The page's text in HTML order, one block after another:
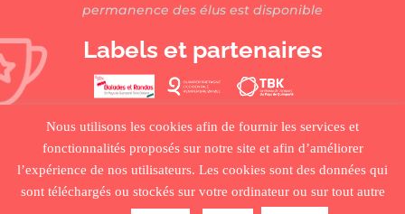
permanence des élus est disponible
Labels et partenaires
PLAN DU SITE•MENTIONS LÉGALES •
Nous utilisons les cookies afin de fournir les services et
fonctionnalités proposés sur notre site et afin d’améliorer
l’expérience de nos utilisateurs. Les cookies sont des données qui
sont téléchargés ou stockés sur votre ordinateur ou sur tout autre